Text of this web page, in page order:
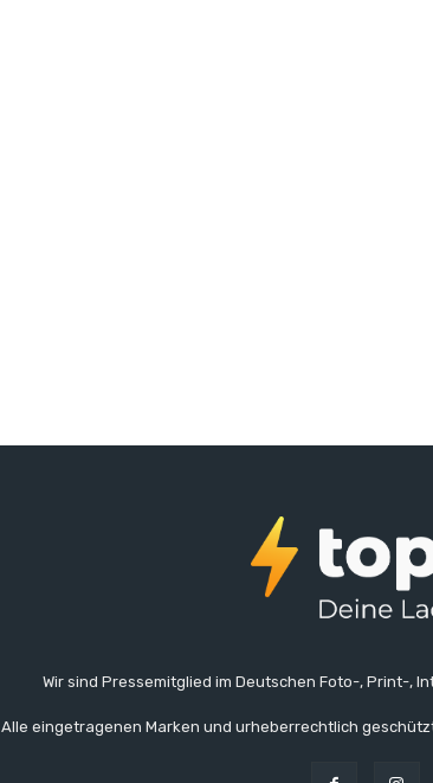
Wir sind Pressemitglied im Deutschen Foto-, Print-,
Alle eingetragenen Marken und urheberrechtlich